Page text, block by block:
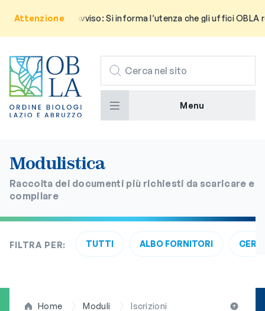
Attenzione Avviso: Si informa l’utenza che gli uffici
CERCA
Menu
Modulistica
Raccolta dei documenti più richiesti da scaricare e
compilare
FILTRA PER: TUTTI ALBO FORNITORI
Home Moduli Iscrizioni